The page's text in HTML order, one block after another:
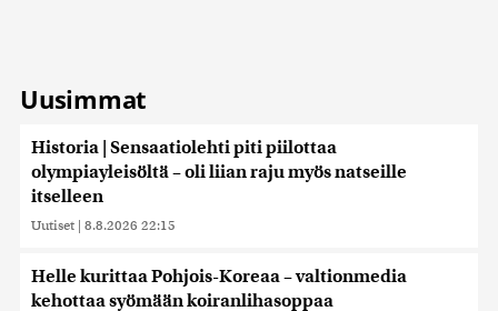
Uusimmat
Historia | Sensaatiolehti piti piilottaa
olympiayleisöltä – oli liian raju myös natseille
itselleen
Uutiset | 8.8.2026 22:15
Helle kurittaa Pohjois-Koreaa – valtionmedia
kehottaa syömään koiranlihasoppaa